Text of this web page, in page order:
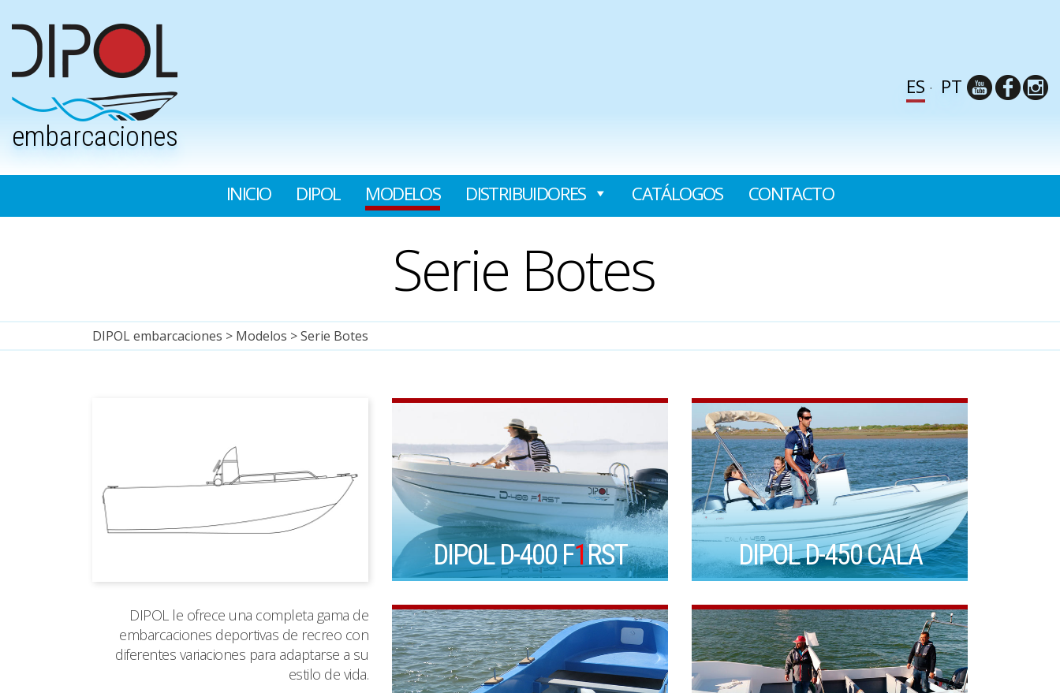
embarcaciones
ES PT
INICIO DIPOL MODELOS DISTRIBUIDORES CATÁLOGOS CONTACTO
Serie Botes
DIPOL embarcaciones > Modelos >Serie Botes
DIPOL le ofrece una completa gama de
embarcaciones deportivas de recreo con
diferentes variaciones para adaptarse a su
estilo de vida.
DIPOL D-400 F1RST DIPOL D-450 CALA